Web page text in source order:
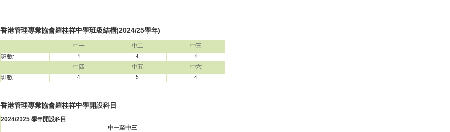
香港管理專業協會羅桂祥中學班級結構(2024/25學年)
中一 中二
中三
班數:
4 4
4
中四
中五
中六
班數:
4 5 4
香港管理專業協會羅桂祥中學開設科目
2024/2025 學年開設科目
中一至中三